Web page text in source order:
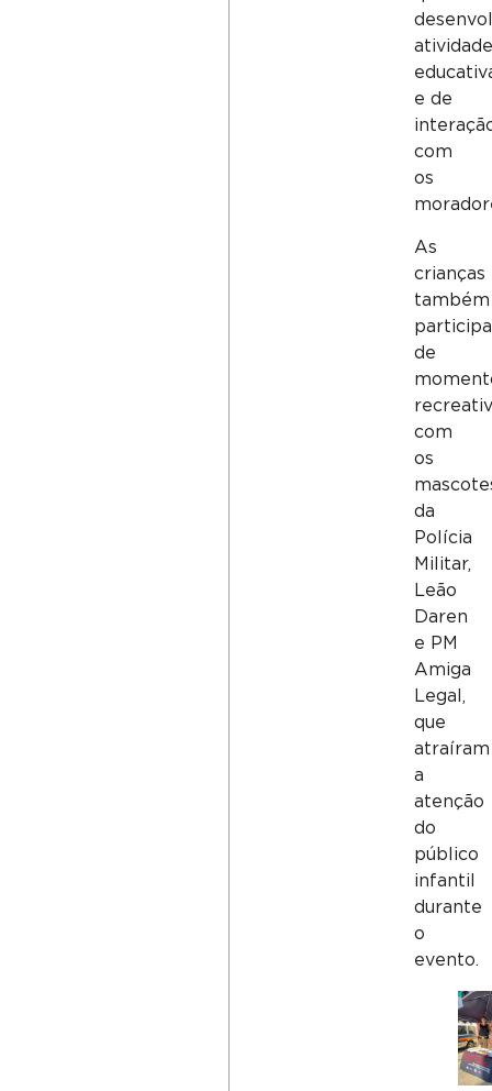
e de
com
os
As
crianças
também
de
com
os
da
Polícia
Militar,
Leão
Daren
e PM
Amiga
Legal,
que
atraíram
a
atenção
do
público
infantil
durante
o
evento.